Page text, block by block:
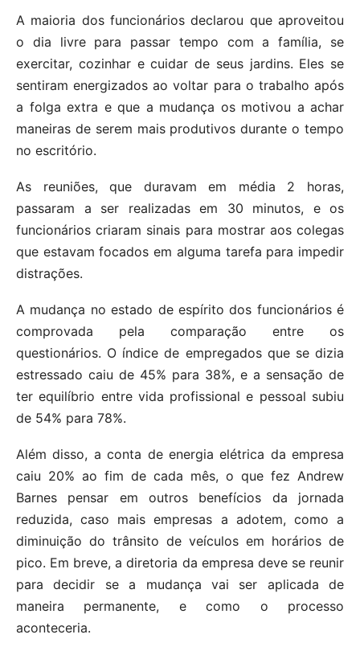
A maioria dos funcionários declarou que aproveitou
o dia livre para passar tempo com a família, se
exercitar, cozinhar e cuidar de seus jardins. Eles se
sentiram energizados ao voltar para o trabalho após
a folga extra e que a mudança os motivou a achar
maneiras de serem mais produtivos durante o tempo
no escritório.
As reuniões, que duravam em média 2 horas,
passaram a ser realizadas em 30 minutos, e os
funcionários criaram sinais para mostrar aos colegas
que estavam focados em alguma tarefa para impedir
distrações.
A mudança no estado de espírito dos funcionários é
comprovada pela comparação entre os
questionários. O índice de empregados que se dizia
estressado caiu de 45% para 38%, e a sensação de
ter equilíbrio entre vida profissional e pessoal subiu
de 54% para 78%.
Além disso, a conta de energia elétrica da empresa
caiu 20% ao fim de cada mês, o que fez Andrew
Barnes pensar em outros benefícios da jornada
reduzida, caso mais empresas a adotem, como a
diminuição do trânsito de veículos em horários de
pico. Em breve, a diretoria da empresa deve se reunir
para decidir se a mudança vai ser aplicada de
maneira permanente, e como o processo
aconteceria.